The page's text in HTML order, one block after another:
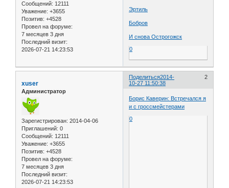
Сообщений: 12111
Уважение: +3655
Позитив: +4528
Провел на форуме:
7 месяцев 3 дня
Последний визит:
2026-07-21 14:23:53
Эртиль
Бобров
И снова Острогожск
0
Поделиться 2
2014-
10-27 11:50:38
xuser
Администратор
Зарегистрирован: 2014-04-06
Приглашений: 0
Сообщений: 12111
Уважение: +3655
Позитив: +4528
Провел на форуме:
7 месяцев 3 дня
Последний визит:
2026-07-21 14:23:53
Борис Каверин: Встречался я
и с гроссмейстерами
0